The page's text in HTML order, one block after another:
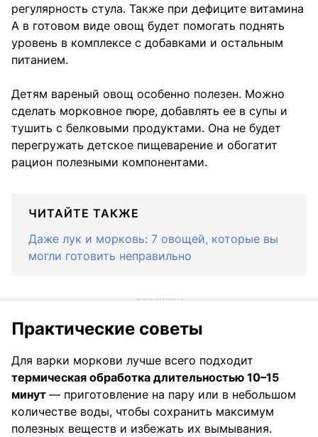
регулярность стула. Также при дефиците витамина
А в готовом виде овощ будет помогать поднять
уровень в комплексе с добавками и остальным
питанием.
Детям вареный овощ особенно полезен. Можно
сделать морковное пюре, добавлять ее в супы и
тушить с белковыми продуктами. Она не будет
перегружать детское пищеварение и обогатит
рацион полезными компонентами.
ЧИТАЙТЕ ТАКЖЕ
Даже лук и морковь: 7 овощей, которые вы
могли готовить неправильно
Практические советы
Для варки моркови лучше всего подходит
термическая обработка длительностью 10–15
минут — приготовление на пару или в небольшом
количестве воды, чтобы сохранить максимум
полезных веществ и избежать их вымывания.